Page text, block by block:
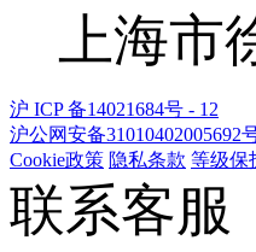
上海
沪 ICP 备14021684号 - 12
沪公网安备31010402005692
Cookie政策 隐私条款 等级保
联系客服